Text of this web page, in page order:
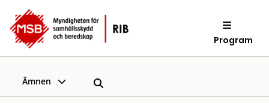
Program
Ämnen